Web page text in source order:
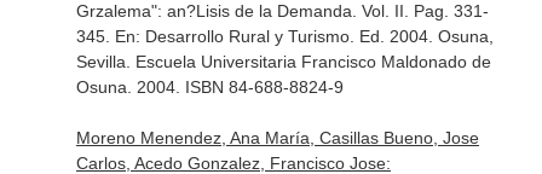
Grzalema": an?Lisis de la Demanda. Vol. II. Pag. 331-
345. En: Desarrollo Rural y Turismo. Ed. 2004. Osuna,
Sevilla. Escuela Universitaria Francisco Maldonado de
Osuna. 2004. ISBN 84-688-8824-9
Moreno Menendez, Ana María, Casillas Bueno, Jose
Carlos, Acedo Gonzalez, Francisco Jose: